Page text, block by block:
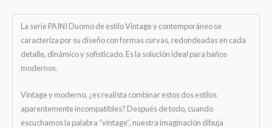
La serie PAINI Duomo de estilo Vintage y contemporáneo se
caracteriza por su diseño con formas curvas, redondeadas en cada
detalle, dinámico y sofisticado. Es la solución ideal para baños
modernos.
Vintage y moderno, ¿es realista combinar estos dos estilos
aparentemente incompatibles? Después de todo, cuando
escuchamos la palabra “vintage”, nuestra imaginación dibuja